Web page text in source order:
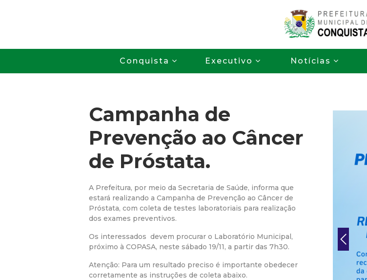
para
o
conteúdo
principal
P
r
e
t
u
r
a
Conquista Executivo Notícias
Campanha de
Prevenção ao Câncer
de Próstata.
A Prefeitura, por meio da Secretaria de Saúde, informa que
estará realizando a Campanha de Prevenção ao Câncer de
Próstata, com coleta de testes laboratoriais para realização
dos exames preventivos.
Os interessados devem procurar o Laboratório Municipal,
próximo à COPASA, neste sábado 19/11, a partir das 7h30.
Atenção: Para um resultado preciso é importante obedecer
corretamente as instruções de coleta abaixo.